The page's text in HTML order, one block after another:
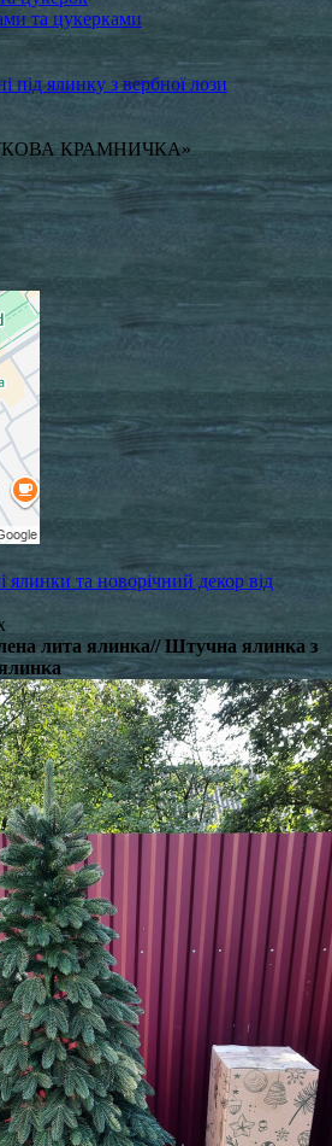
та цукерками
під ялинку з вербної лози
КРАМНИЧКА»
та новорічний декор від
лита ялинка// Штучна ялинка з